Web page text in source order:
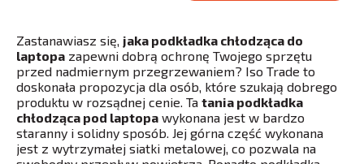
Zastanawiasz się, jaka podkładka chłodząca do
laptopa zapewni dobrą ochronę Twojego sprzętu
przed nadmiernym przegrzewaniem? Iso Trade to
doskonała propozycja dla osób, które szukają dobrego
produktu w rozsądnej cenie. Ta tania podkładka
chłodząca pod laptopa wykonana jest w bardzo
staranny i solidny sposób. Jej górna część wykonana
jest z wytrzymałej siatki metalowej, co pozwala na